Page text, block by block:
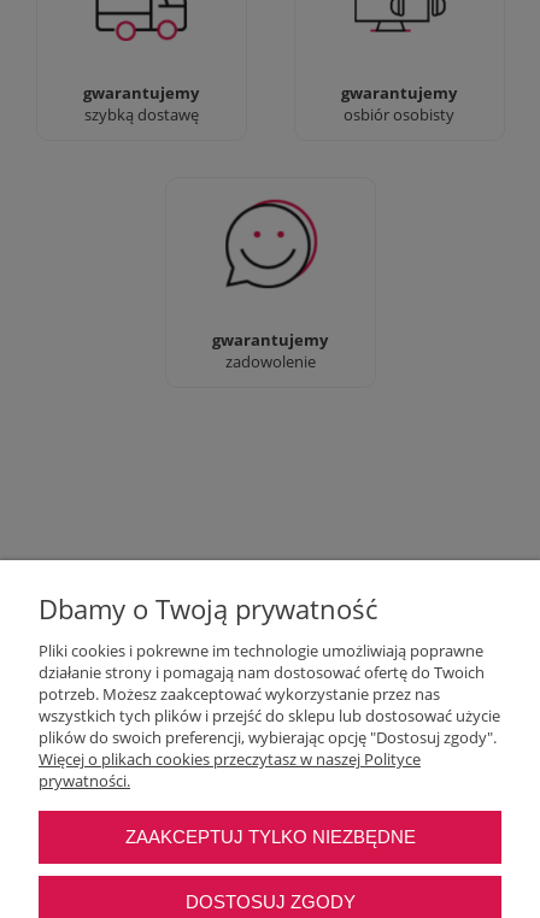
gwarantujemy
szybką dostawę
90% dostaw następnego
dnia, bez dopłat!
gwarantujemy
osbiór osobisty
Jesteśmy prawdziwi :)
możesz przyjść i
gwarantujemy
zadowolenie
Sprawdź nasze 100%
zadowolenia Klientów
Moje konto
Najczęstsze pytania
Dbamy o Twoją prywatność
Pliki cookies i pokrewne im technologie umożliwiają poprawne
działanie strony i pomagają nam dostosować ofertę do Twoich
potrzeb. Możesz zaakceptować wykorzystanie przez nas
wszystkich tych plików i przejść do sklepu lub dostosować użycie
plików do swoich preferencji, wybierając opcję "Dostosuj zgody".
Więcej o plikach cookies przeczytasz w naszej Polityce
prywatności.
ZAAKCEPTUJ TYLKO NIEZBĘDNE
DOSTOSUJ ZGODY